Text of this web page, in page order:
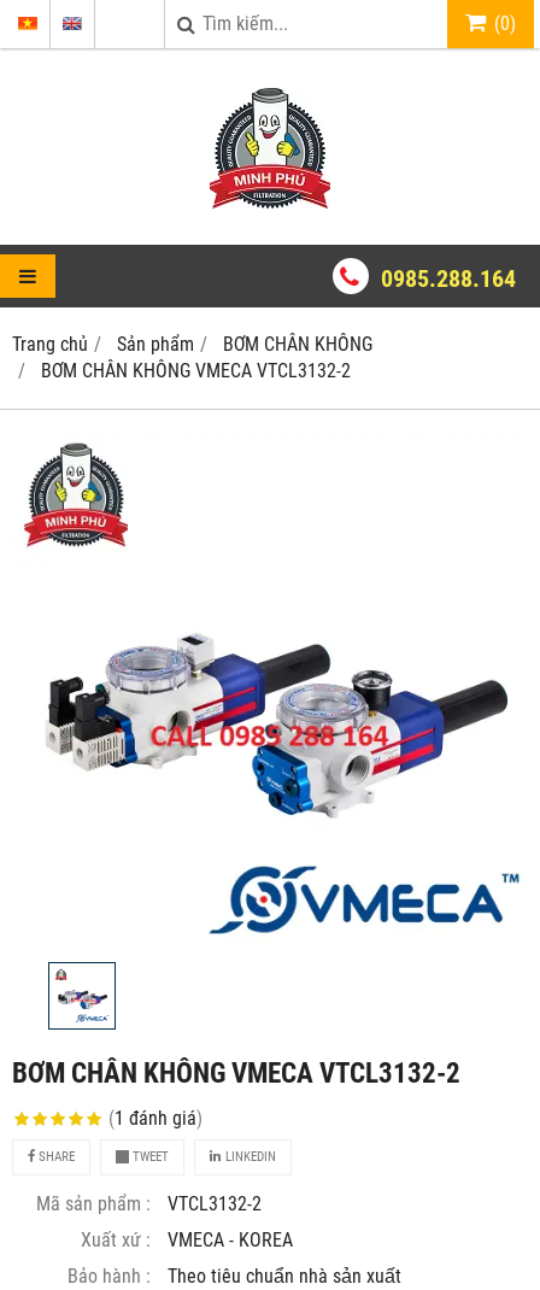
(0)
0985.288.164
Trang chủ Sản phẩm
BƠM CHÂN KHÔNG
BƠM CHÂN KHÔNG VMECA VTCL3132-2
BƠM CHÂN KHÔNG VMECA VTCL3132-2
(1 đánh giá)
SHARE TWEET LINKEDIN
Mã sản phẩm :
VTCL3132-2
Xuất xứ :
VMECA - KOREA
Bảo hành :
Theo tiêu chuẩn nhà sản xuất